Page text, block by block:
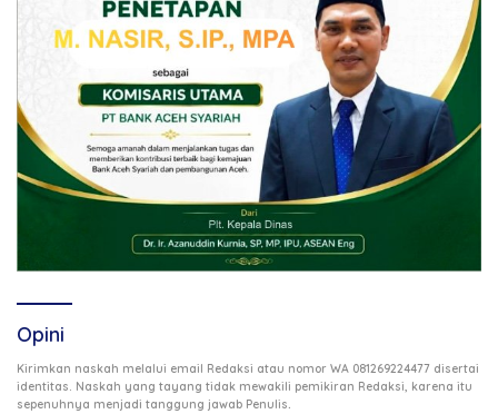
Opini
Kirimkan naskah melalui email Redaksi atau nomor WA 081269224477 disertai
identitas. Naskah yang tayang tidak mewakili pemikiran Redaksi, karena itu
sepenuhnya menjadi tanggung jawab Penulis.